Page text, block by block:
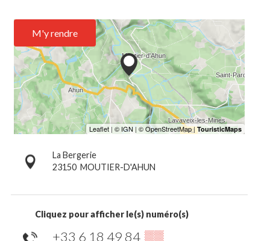
M'y rendre
La Bergerie
23150 MOUTIER-D'AHUN
Cliquez pour afficher le(s) numéro(s)
+33 6 18 49 84 ▒▒